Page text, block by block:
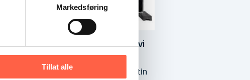
Markedsføring
Tillat alle
Garda Suojapeite Musta muovi
3,4m
Yksittäisen työmaa-aitaelementin